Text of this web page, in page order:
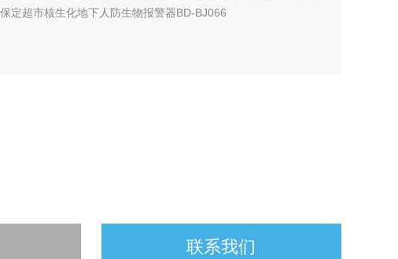
定超市核生化地下人防生物报警器BD-BJ066
联系我们